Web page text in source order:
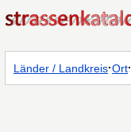
Länder / Landkreis·Ort·